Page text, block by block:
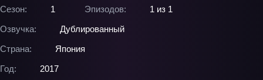
Сезон: 1 Эпизодов:
1 из 1
Озвучка:
Дублированный
Страна:
Япония
Год:
2017